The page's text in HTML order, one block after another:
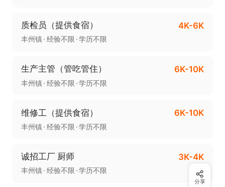
质检员（提供食宿） 4K-6K
丰州镇 经验不限 学历不限
生产主管（管吃管住） 6K-10K
丰州镇 经验不限 学历不限
维修工（提供食宿） 6K-10K
丰州镇 经验不限 学历不限
诚招工厂 厨师 3K-4K
丰州镇 经验不限 学历不限
分享